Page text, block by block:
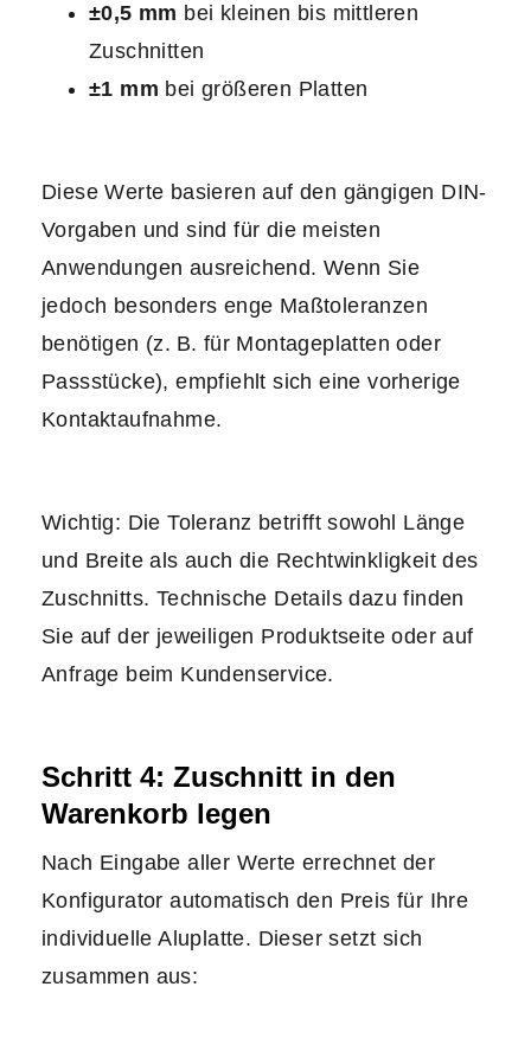
±0,5 mm bei kleinen bis mittleren
Zuschnitten
±1 mm bei größeren Platten
Diese Werte basieren auf den gängigen DIN-
Vorgaben und sind für die meisten
Anwendungen ausreichend. Wenn Sie
jedoch besonders enge Maßtoleranzen
benötigen (z. B. für Montageplatten oder
Passstücke), empfiehlt sich eine vorherige
Kontaktaufnahme.
Wichtig: Die Toleranz betrifft sowohl Länge
und Breite als auch die Rechtwinkligkeit des
Zuschnitts. Technische Details dazu finden
Sie auf der jeweiligen Produktseite oder auf
Anfrage beim Kundenservice.
Schritt 4: Zuschnitt in den
Warenkorb legen
Nach Eingabe aller Werte errechnet der
Konfigurator automatisch den Preis für Ihre
individuelle Aluplatte. Dieser setzt sich
zusammen aus: